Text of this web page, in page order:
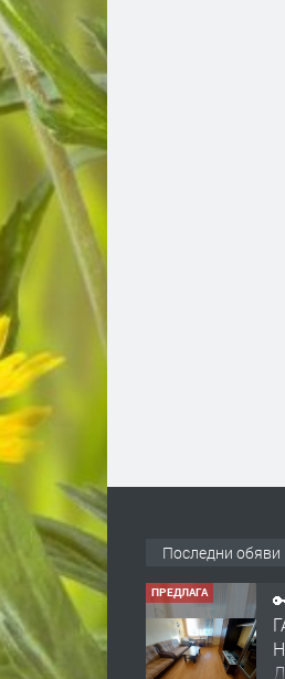
Последни обяви
ПРЕДЛАГА